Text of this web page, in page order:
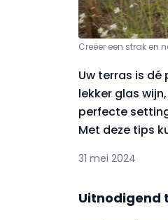
Creëer een strak en
Uw terras is
lekker glas
perfecte
Met deze tips
31 mei 2024
Uitnodigend